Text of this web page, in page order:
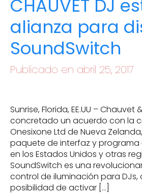
CHAUVET DJ
alianza para
SoundSwitch
Publicado en abril 25, 2017
Sunrise, Florida, EE.UU – Chauvet
concretado un acuerdo con la
Onesixone Ltd de Nueva
paquete de interfaz y programa
en los Estados Unidos y otras
SoundSwitch es una
control de iluminación para DJs,
posibilidad de activar […]